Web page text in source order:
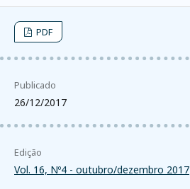
PDF
Publicado
26/12/2017
Edição
Vol. 16, Nº4 - outubro/dezembro 2017